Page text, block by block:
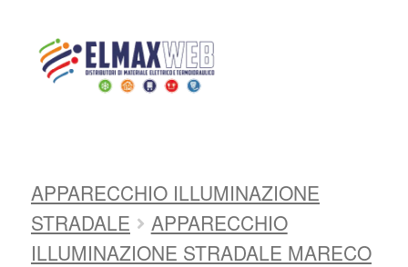
Shop Online
Chi siamo
Home Shop
APPARECCHIO ILLUMINAZIONE
STRADALE
APPARECCHIO
ILLUMINAZIONE STRADALE MARECO